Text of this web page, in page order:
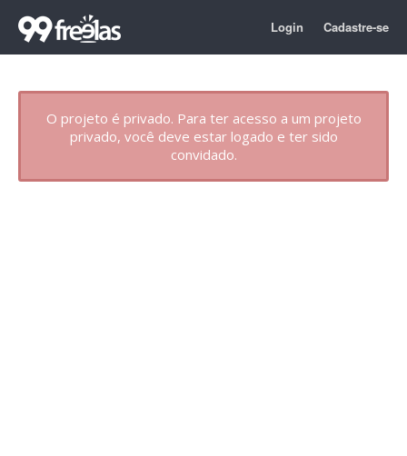
Login Cadastre-se
O projeto é privado. Para ter acesso a um projeto
privado, você deve estar logado e ter sido
convidado.